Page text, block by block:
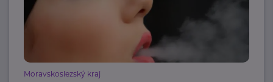
Moravskoslezský kraj